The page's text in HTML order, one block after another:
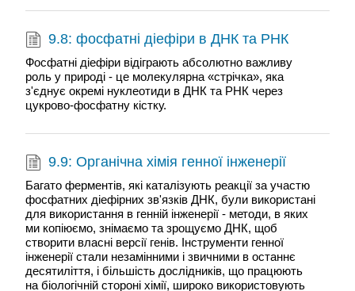
9.8: фосфатні діефіри в ДНК та РНК
Фосфатні діефіри відіграють абсолютно важливу
роль у природі - це молекулярна «стрічка», яка
з'єднує окремі нуклеотиди в ДНК та РНК через
цукрово-фосфатну кістку.
9.9: Органічна хімія генної інженерії
Багато ферментів, які каталізують реакції за участю
фосфатних діефірних зв'язків ДНК, були використані
для використання в генній інженерії - методи, в яких
ми копіюємо, знімаємо та зрощуємо ДНК, щоб
створити власні версії генів. Інструменти генної
інженерії стали незамінними і звичними в останнє
десятиліття, і більшість дослідників, що працюють
на біологічній стороні хімії, широко використовують